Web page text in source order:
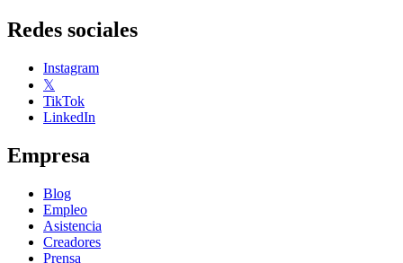
Redes sociales
Instagram
𝕏
TikTok
LinkedIn
Empresa
Blog
Empleo
Asistencia
Creadores
Prensa